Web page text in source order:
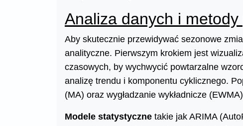
Analiza danych i
Aby skutecznie przewidywać sezonowe
analityczne. Pierwszym krokiem jest
czasowych, by wychwycić powtarzalne
analizę trendu i komponentu cyklicznego.
(MA) oraz wygładzanie wykładnicze
Modele statystyczne takie jak ARIMA